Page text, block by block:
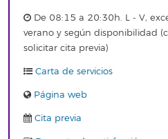
De 08:15 a 20:30h. L - V,
verano y según disponibilidad
solicitar cita previa)
Carta de servicios
Página web
Cita previa